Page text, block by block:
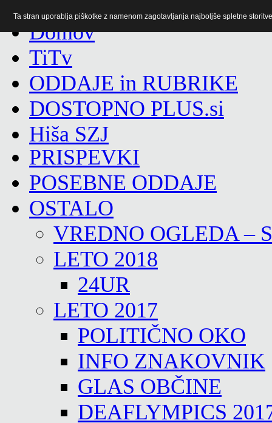
TiTv
ODDAJE in RUBRIKE
DOSTOPNO PLUS.si
Hiša SZJ
PRISPEVKI
POSEBNE ODDAJE
OSTALO
VREDNO OGLEDA –
LETO 2018
24UR
LETO 2017
POLITIČNO OKO
INFO ZNAKOVNIK
GLAS OBČINE
DEAFLYMPICS
Ta stran uporablja piškotke z namenom zagotavljanja najboljše spletne